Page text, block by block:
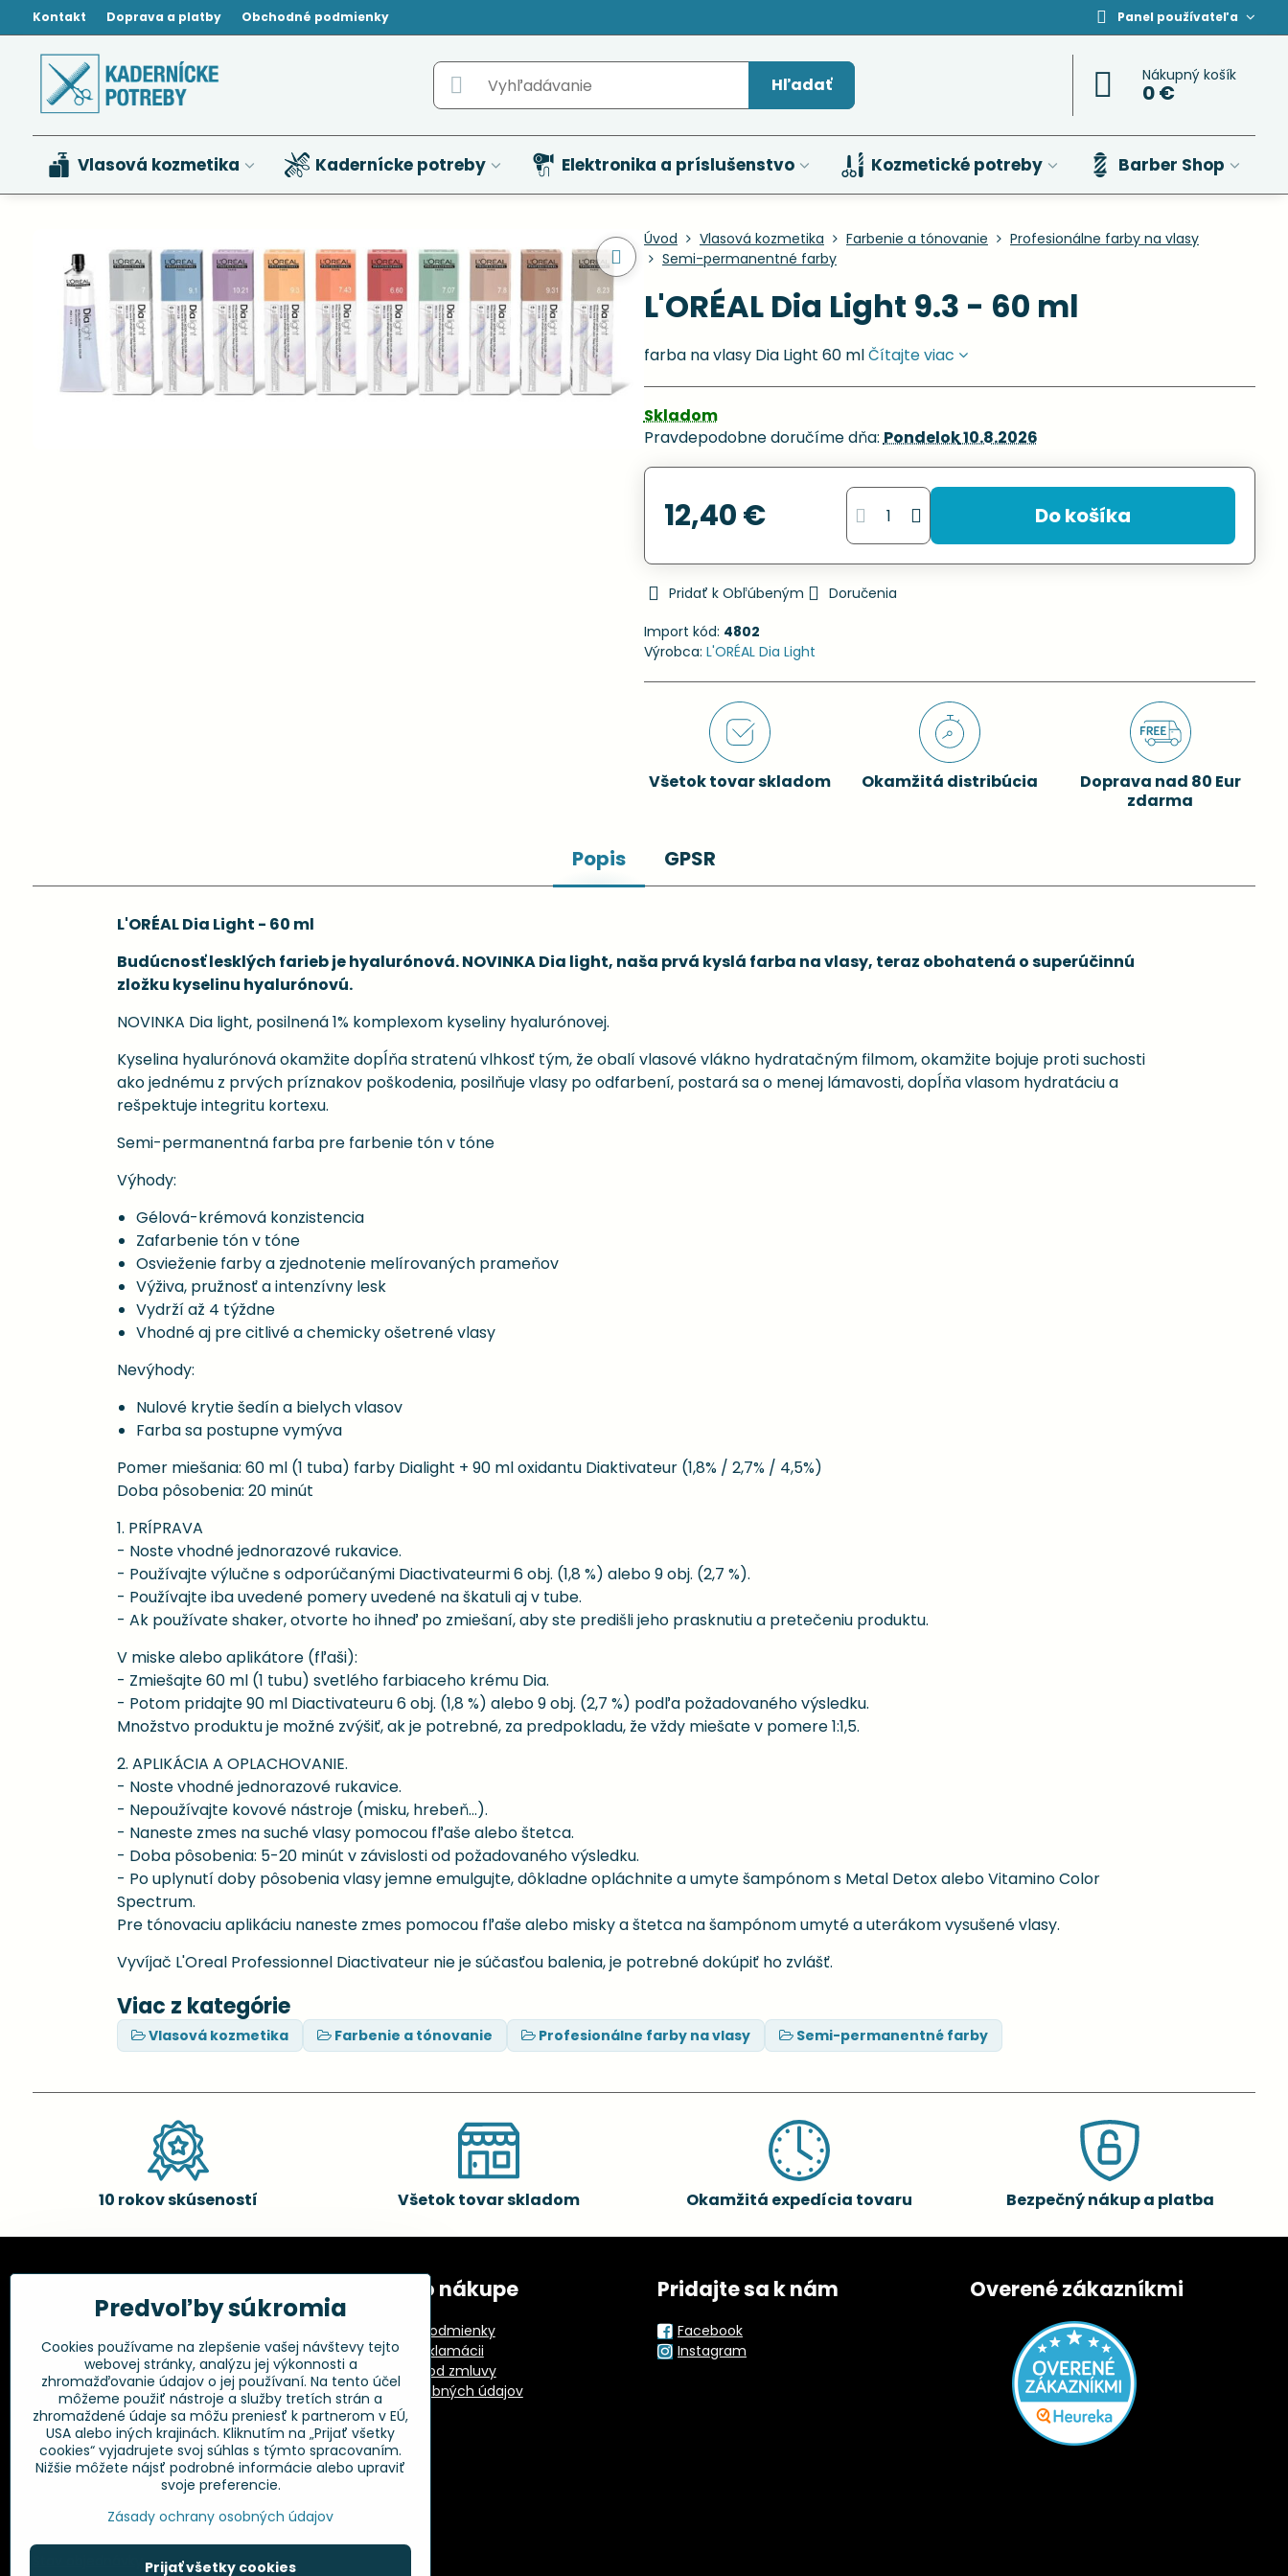
Kontakt Doprava a platby Obchodné podmienky Panel používateľa
Hľadať Nákupný košík
0 €
Vlasová kozmetika Kadernícke potreby Elektronika a príslušenstvo Kozmetické potreby Barber Shop
Úvod Vlasová kozmetika Farbenie a tónovanie
Profesionálne farby na vlasy
Semi-permanentné farby
L'ORÉAL Dia Light 9.3 - 60 ml
farba na vlasy Dia Light 60 mlČítajte viac
Skladom
Pravdepodobne doručíme dňa:Pondelok10.8.2026
12,40 € Do košíka
Pridať k Obľúbeným
Doručenia
Import kód: 4802
Výrobca: L'ORÉAL Dia Light
Všetok tovar skladom Okamžitá distribúcia
Doprava nad 80 Eur
zdarma
Popis GPSR
L'ORÉAL Dia Light - 60 ml
Budúcnosť lesklých farieb je hyalurónová. NOVINKA Dia light, naša prvá kyslá farba na vlasy, teraz obohatená o superúčinnú
zložku kyselinu hyalurónovú.
NOVINKA Dia light, posilnená 1% komplexom kyseliny hyalurónovej.
Kyselina hyalurónová okamžite dopĺňa stratenú vlhkosť tým, že obalí vlasové vlákno hydratačným filmom, okamžite bojuje proti suchosti
ako jednému z prvých príznakov poškodenia, posilňuje vlasy po odfarbení, postará sa o menej lámavosti, dopĺňa vlasom hydratáciu a
rešpektuje integritu kortexu.
Semi-permanentná farba pre farbenie tón v tóne
Výhody:
Gélová-krémová konzistencia
Zafarbenie tón v tóne
Osvieženie farby a zjednotenie melírovaných prameňov
Výživa, pružnosť a intenzívny lesk
Vydrží až 4 týždne
Vhodné aj pre citlivé a chemicky ošetrené vlasy
Nevýhody:
Nulové krytie šedín a bielych vlasov
Farba sa postupne vymýva
Pomer miešania: 60 ml (1 tuba) farby Dialight + 90 ml oxidantu Diaktivateur (1,8% / 2,7% / 4,5%)
Doba pôsobenia: 20 minút
1. PRÍPRAVA
- Noste vhodné jednorazové rukavice.
- Používajte výlučne s odporúčanými Diactivateurmi 6 obj. (1,8 %) alebo 9 obj. (2,7 %).
- Používajte iba uvedené pomery uvedené na škatuli aj v tube.
- Ak používate shaker, otvorte ho ihneď po zmiešaní, aby ste predišli jeho prasknutiu a pretečeniu produktu.
V miske alebo aplikátore (fľaši):
- Zmiešajte 60 ml (1 tubu) svetlého farbiaceho krému Dia.
- Potom pridajte 90 ml Diactivateuru 6 obj. (1,8 %) alebo 9 obj. (2,7 %) podľa požadovaného výsledku.
Množstvo produktu je možné zvýšiť, ak je potrebné, za predpokladu, že vždy miešate v pomere 1:1,5.
2. APLIKÁCIA A OPLACHOVANIE.
- Noste vhodné jednorazové rukavice.
- Nepoužívajte kovové nástroje (misku, hrebeň...).
- Naneste zmes na suché vlasy pomocou fľaše alebo štetca.
- Doba pôsobenia: 5-20 minút v závislosti od požadovaného výsledku.
- Po uplynutí doby pôsobenia vlasy jemne emulgujte, dôkladne opláchnite a umyte šampónom s Metal Detox alebo Vitamino Color
Spectrum.
Pre tónovaciu aplikáciu naneste zmes pomocou fľaše alebo misky a štetca na šampónom umyté a uterákom vysušené vlasy.
Vyvíjač L'Oreal Professionnel Diactivateur nie je súčasťou balenia, je potrebné dokúpiť ho zvlášť.
Viac z kategórie
Vlasová kozmetika Farbenie a tónovanie Profesionálne farby na vlasy Semi-permanentné farby
10 rokov skúseností Všetok tovar skladom Okamžitá expedícia tovaru Bezpečný nákup a platba
Kadernícke potreby, s.r.o.
Fakturačné údaje:
Kadernícke potreby, s.r.o.
Klincová 37
821 08 Bratislava
+421 948 014 333
info​@kadernickepotreby​.sk
Objednávky
Všetko o nákupe
Obchodné podmienky
Postup pri reklamácii
Odstúpenie od zmluvy
Ochrana osobných údajov
GPSR
Pridajte sa k nám
Facebook
Instagram
Overené zákazníkmi
Predvoľby súkromia
Cookies používame na zlepšenie vašej návštevy tejto
webovej stránky, analýzu jej výkonnosti a
zhromažďovanie údajov o jej používaní. Na tento účel
môžeme použiť nástroje a služby tretích strán a
zhromaždené údaje sa môžu preniesť k partnerom v EÚ,
USA alebo iných krajinách. Kliknutím na „Prijať všetky
cookies“ vyjadrujete svoj súhlas s týmto spracovaním.
Nižšie môžete nájsť podrobné informácie alebo upraviť
svoje preferencie.
Zásady ochrany osobných údajov
Prijať všetky cookies